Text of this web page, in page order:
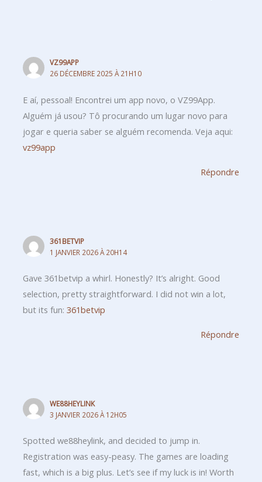
VZ99APP
26 DÉCEMBRE 2025 À 21H10
E aí, pessoal! Encontrei um app novo, o VZ99App.
Alguém já usou? Tô procurando um lugar novo para
jogar e queria saber se alguém recomenda. Veja aqui:
vz99app
Répondre
361BETVIP
1 JANVIER 2026 À 20H14
Gave 361betvip a whirl. Honestly? It’s alright. Good
selection, pretty straightforward. I did not win a lot,
but its fun:361betvip
Répondre
WE88HEYLINK
3 JANVIER 2026 À 12H05
Spotted we88heylink, and decided to jump in.
Registration was easy-peasy. The games are loading
fast, which is a big plus. Let’s see if my luck is in! Worth